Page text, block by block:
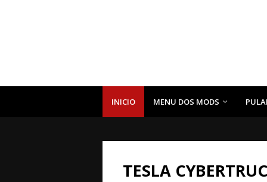
INICIO MENU DOS MODS
TESLA